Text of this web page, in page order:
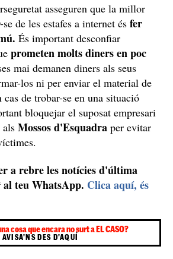
asseguren que la millor
de les estafes a internet és fer
És important desconfiar
prometen molts diners en poc
mai demanen diners als seus
los ni per enviar el material de
de trobar-se en una situació
bloquejar el suposat empresari
Mossos d'Esquadra per evitar
a rebre les notícies d'última
al teu WhatsApp. Clica aquí, és
cosa que encara no surt a EL CASO?
AVISA'NS DES D'AQUÍ